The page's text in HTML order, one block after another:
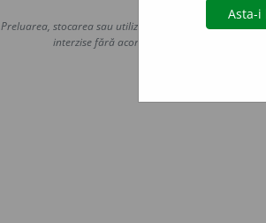
Copyright ©
Preluarea, stocarea sau utilizarea datelor de pe acest
interzise fără acordul nostru prealabil scris,